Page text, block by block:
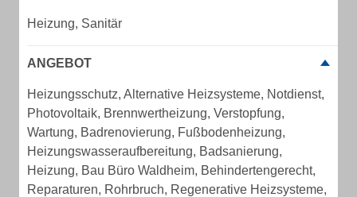
Heizung, Sanitär
ANGEBOT
Heizungsschutz, Alternative Heizsysteme, Notdienst,
Photovoltaik, Brennwertheizung, Verstopfung,
Wartung, Badrenovierung, Fußbodenheizung,
Heizungswasseraufbereitung, Badsanierung,
Heizung, Bau Büro Waldheim, Behindertengerecht,
Reparaturen, Rohrbruch, Regenerative Heizsysteme,